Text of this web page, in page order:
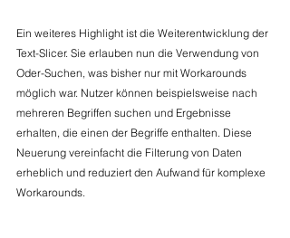
Ein weiteres Highlight ist die Weiterentwicklung der
Text-Slicer. Sie erlauben nun die Verwendung von
Oder-Suchen, was bisher nur mit Workarounds
möglich war. Nutzer können beispielsweise nach
mehreren Begriffen suchen und Ergebnisse
erhalten, die einen der Begriffe enthalten. Diese
Neuerung vereinfacht die Filterung von Daten
erheblich und reduziert den Aufwand für komplexe
Workarounds.